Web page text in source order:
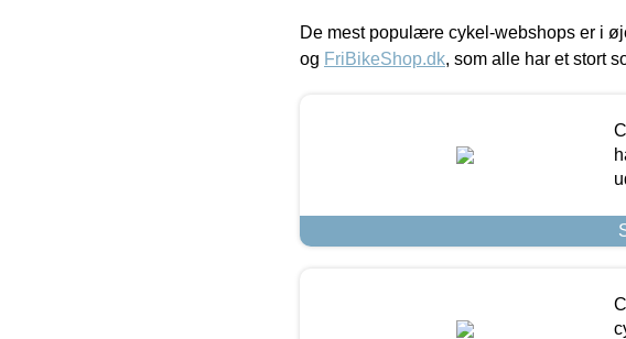
De mest populære cykel-webshops er i
og FriBikeShop.dk, som alle har et stort